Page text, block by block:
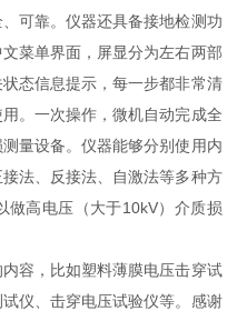
可靠。仪器还具备接地检测功
菜单界面，屏显分为左右两部
态信息提示，每一步都非常清
。一次操作，微机自动完成全
量设备。仪器能够分别使用内
法、反接法、自激法等多种方
做高电压（大于10kV）介质损
容，比如塑料薄膜电压击穿试
仪、击穿电压试验仪等。感谢